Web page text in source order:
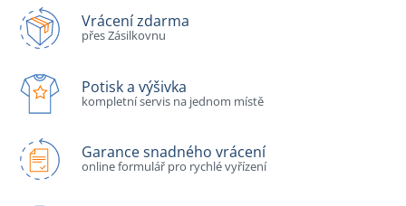
Vrácení zdarma
přes Zásilkovnu
Potisk a výšivka
kompletní servis na jednom místě
Garance snadného vrácení
online formulář pro rychlé vyřízení